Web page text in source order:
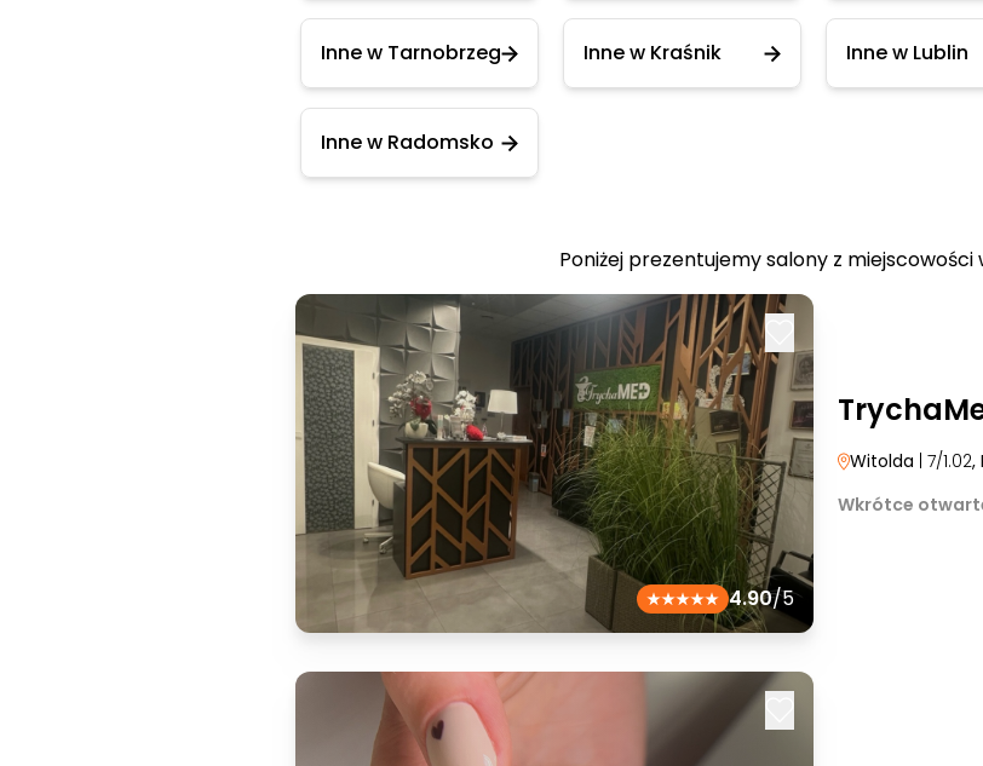
Inne w Tarnobrzeg Inne w Kraśnik Inne w Lublin
Inne w Radomsko
Poniżej prezentujemy salony z miejscowości
4.90/5
Witolda | 7/1.02,
Wkrótce